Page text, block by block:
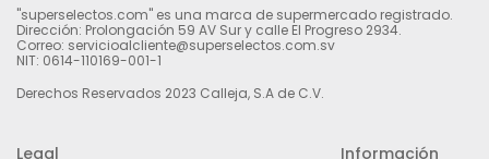
"superselectos.com" es una marca de supermercado registrado.
Dirección: Prolongación 59 AV Sur y calle El Progreso 2934.
Correo: servicioalcliente@superselectos.com.sv
NIT: 0614-110169-001-1
Derechos Reservados 2023 Calleja, S.A de C.V.
Legal Información